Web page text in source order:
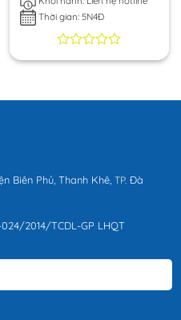
Thời gian: 5N4Đ
0
0
Biên Phủ, Thanh Khê, TP. Đà
2014/TCDL-GP LHQT